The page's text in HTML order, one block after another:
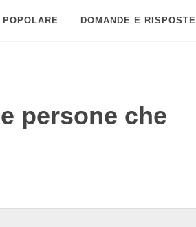
POPOLARE DOMANDE E RISPOSTE
persone che